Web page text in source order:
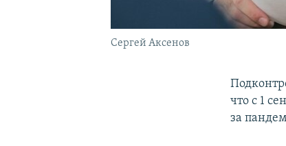
Сергей Аксенов
что с 1
за